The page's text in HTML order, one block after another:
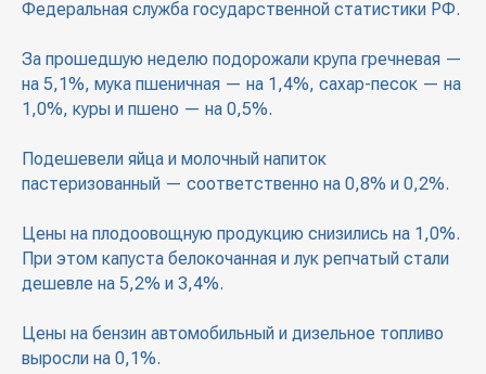
Федеральная служба государственной статистики РФ.
За прошедшую неделю подорожали крупа гречневая —
на 5,1%, мука пшеничная — на 1,4%, сахар-песок — на
1,0%, куры и пшено — на 0,5%.
Подешевели яйца и молочный напиток
пастеризованный — соответственно на 0,8% и 0,2%.
Цены на плодоовощную продукцию снизились на 1,0%.
При этом капуста белокочанная и лук репчатый стали
дешевле на 5,2% и 3,4%.
Цены на бензин автомобильный и дизельное топливо
выросли на 0,1%.